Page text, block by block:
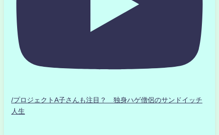
/プロジェクトA子さんも注目？ 独身ハゲ僧侶のサンドイッチ
人生